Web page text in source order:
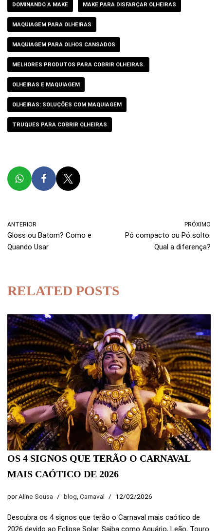
DOMINANDO A MAKE MAKE PARA DISFARÇAR OLHEIRAS
MAQUIAGEM PARA OLHEIRAS
MAQUIAGEM PARA OLHOS CANSADOS
MELHORES PRODUTOS PARA COBRIR OLHEIRAS.
OLHEIRAS E MAQUIAGEM
OLHEIRAS: SOLUÇÕES COM MAQUIAGEM
TRUQUES PARA COBRIR OLHEIRAS
ANTERIOR
Gloss ou Batom? Como e
Quando Usar
PRÓXIMO
Pó compacto ou Pó solto:
Qual a diferença?
RELATED POSTS
OS 4 SIGNOS QUE TERÃO O CARNAVAL
MAIS CAÓTICO DE 2026
porAline Sousa blog Carnaval 12/02/2026
Descubra os 4 signos que terão o Carnaval mais caótico de
2026 devido ao Eclipse Solar. Saiba como Aquário, Leão, Touro